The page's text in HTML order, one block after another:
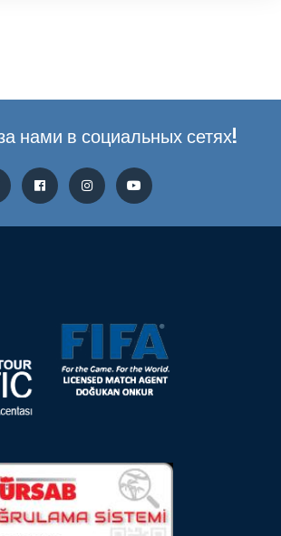
нами в социальных сетях!